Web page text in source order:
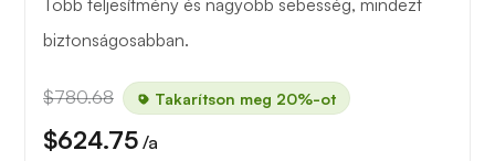
Több teljesítmény és nagyobb sebesség, mindezt
biztonságosabban.
$780.68 Takarítson meg 20%-ot
$624.75 /a